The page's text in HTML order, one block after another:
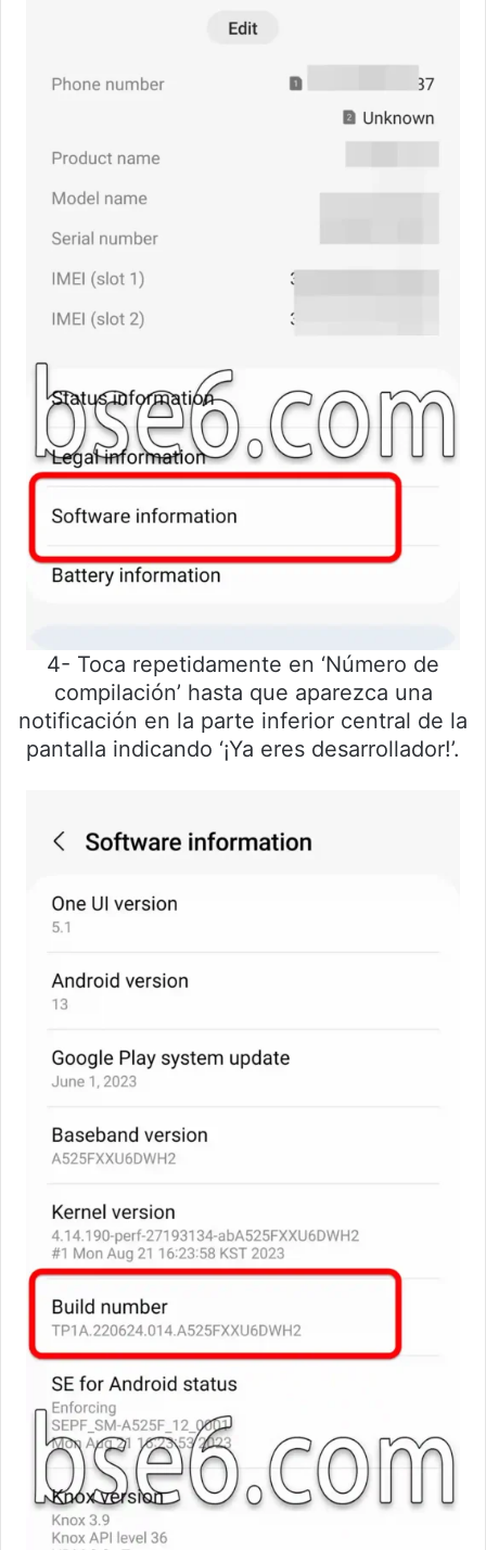
4- Toca repetidamente en ‘Número de
compilación’ hasta que aparezca una
notificación en la parte inferior central de la
pantalla indicando ‘¡Ya eres desarrollador!’.